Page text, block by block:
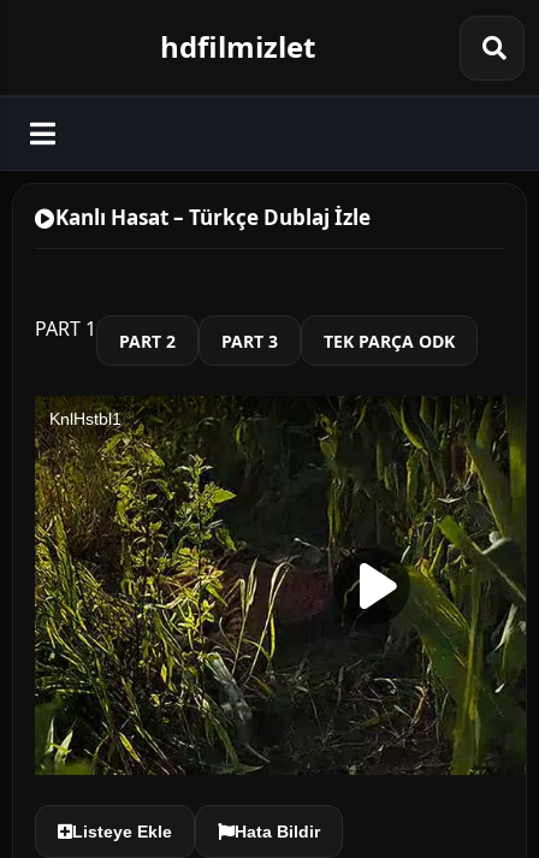
hdfilmizlet
Kanlı Hasat – Türkçe Dublaj İzle
PART 1 PART 2 PART 3 TEK PARÇA ODK
Listeye Ekle Hata Bildir